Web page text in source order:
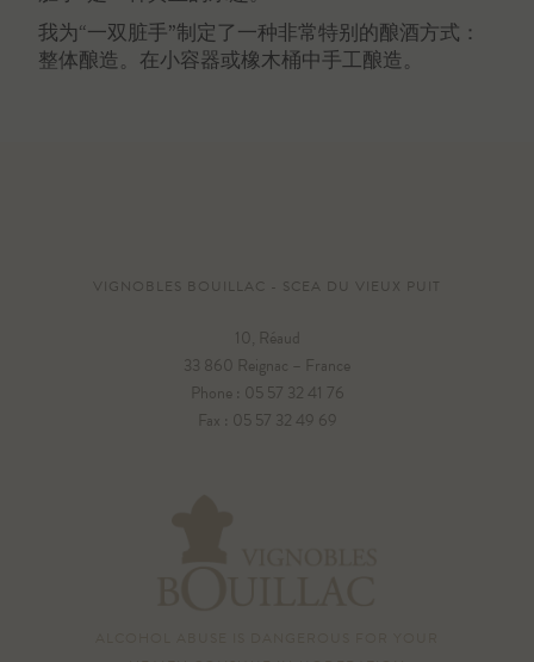
我为“一双脏手”制定了一种非常特别的酿酒方式：
整体酿造。在小容器或橡木桶中手工酿造。
VIGNOBLES BOUILLAC - SCEA DU VIEUX PUIT
10, Réaud
33 860 Reignac – France
Phone : 05 57 32 41 76
Fax : 05 57 32 49 69